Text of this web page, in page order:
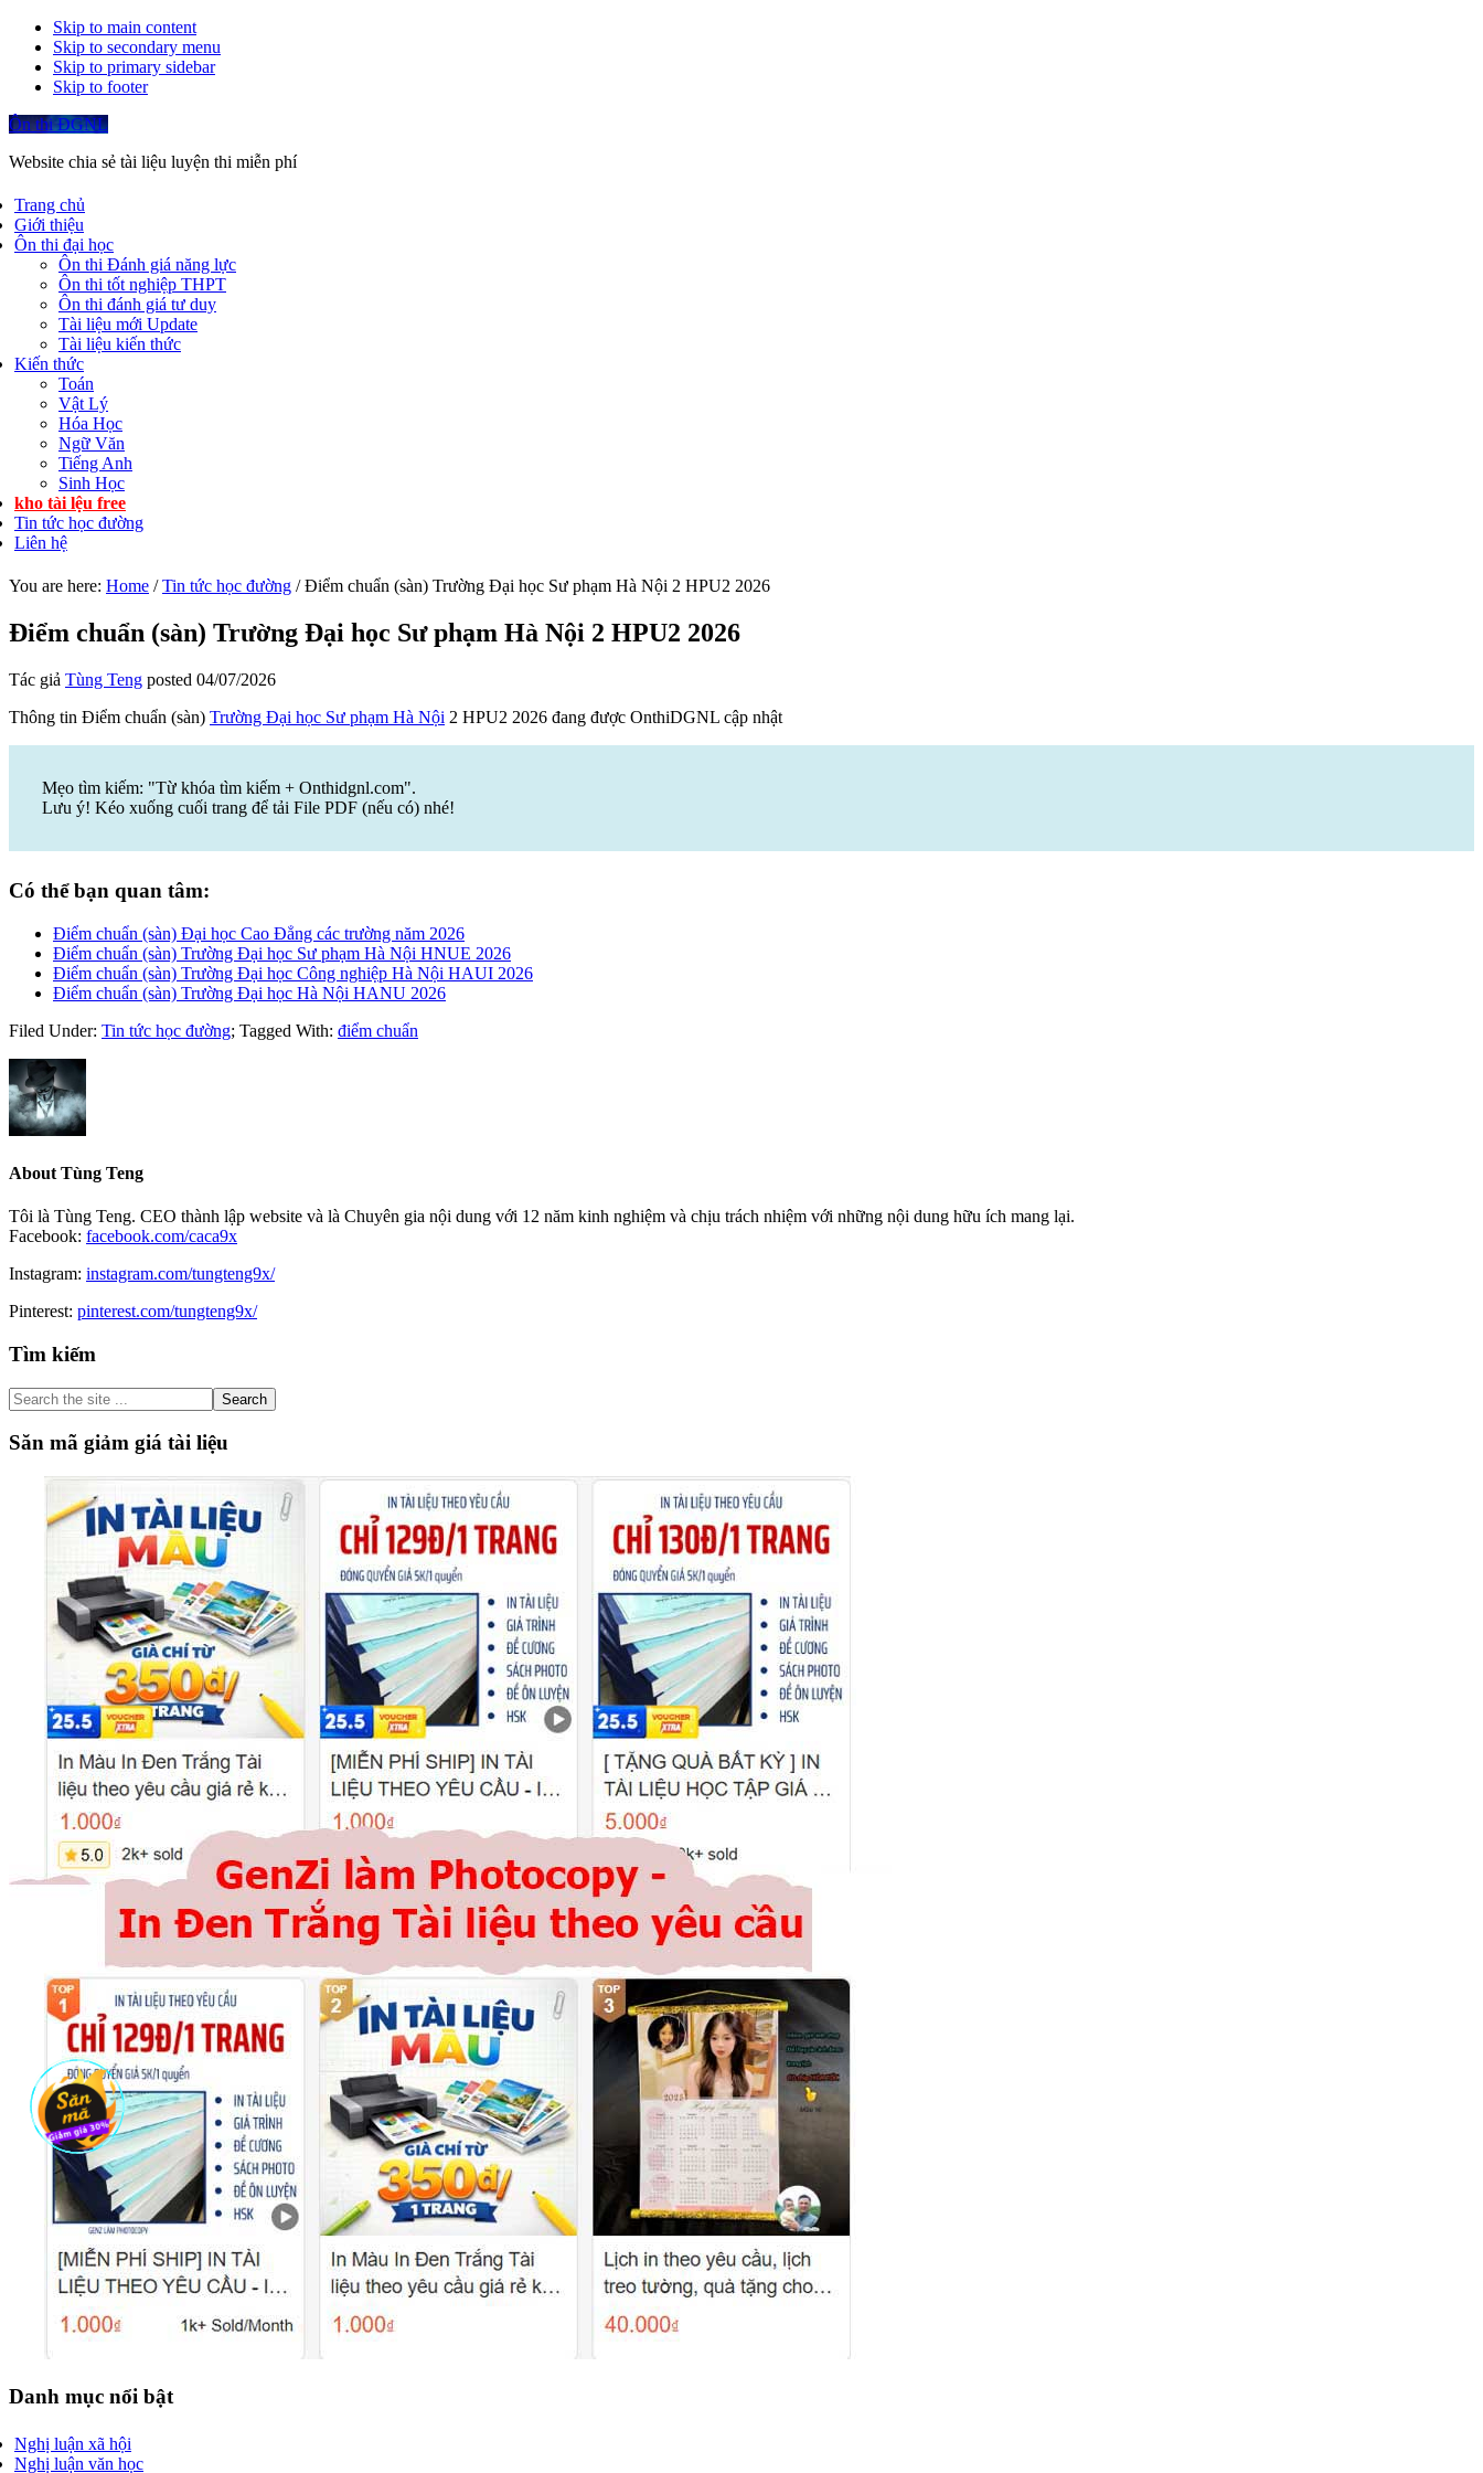
Skip to main content
Skip to secondary menu
Skip to primary sidebar
Skip to footer
Ôn thi ĐGNL
Website chia sẻ tài liệu luyện thi miễn phí
Trang chủ
Giới thiệu
Ôn thi đại học
Ôn thi Đánh giá năng lực
Ôn thi tốt nghiệp THPT
Ôn thi đánh giá tư duy
Tài liệu mới Update
Tài liệu kiến thức
Kiến thức
Toán
Vật Lý
Hóa Học
Ngữ Văn
Tiếng Anh
Sinh Học
kho tài lệu free
Tin tức học đường
Liên hệ
You are here: Home / Tin tức học đường /Điểm chuẩn (sàn) Trường Đại học Sư phạm Hà Nội 2 HPU2 2026
Điểm chuẩn (sàn) Trường Đại học Sư phạm Hà Nội 2 HPU2 2026
Tác giả Tùng Teng posted 04/07/2026
Thông tin Điểm chuẩn (sàn) Trường Đại học Sư phạm Hà Nội 2 HPU2 2026 đang được OnthiDGNL cập nhật
Mẹo tìm kiếm: "Từ khóa tìm kiếm + Onthidgnl.com".
Lưu ý! Kéo xuống cuối trang để tải File PDF (nếu có) nhé!
Có thể bạn quan tâm:
Điểm chuẩn (sàn) Đại học Cao Đẳng các trường năm 2026
Điểm chuẩn (sàn) Trường Đại học Sư phạm Hà Nội HNUE 2026
Điểm chuẩn (sàn) Trường Đại học Công nghiệp Hà Nội HAUI 2026
Điểm chuẩn (sàn) Trường Đại học Hà Nội HANU 2026
Filed Under: Tin tức học đường; Tagged With: điểm chuẩn
About Tùng Teng
Tôi là Tùng Teng. CEO thành lập website và là Chuyên gia nội dung với 12 năm kinh nghiệm và chịu trách nhiệm với những nội dung hữu ích mang lại.
Facebook: facebook.com/caca9x
Instagram: instagram.com/tungteng9x/
Pinterest: pinterest.com/tungteng9x/
Primary
Sidebar
Tìm kiếm
Search
the
site
...
Săn mã giảm giá tài liệu
Danh mục nổi bật
Nghị luận xã hội
Nghị luận văn học